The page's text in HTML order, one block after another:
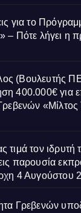
για το
– Πότε λήγει η
(Βουλευτής
400.000€ για
«Μίλτος
τον ιδρυτή
παρουσία
4 Αυγούστου
Γρεβενών